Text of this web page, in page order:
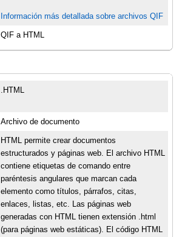
Información más detallada sobre archivos QIF
QIF a HTML
.HTML
Archivo de documento
HTML permite crear documentos
estructurados y páginas web. El archivo HTML
contiene etiquetas de comando entre
paréntesis angulares que marcan cada
elemento como títulos, párrafos, citas,
enlaces, listas, etc. Las páginas web
generadas con HTML tienen extensión .html
(para páginas web estáticas). El código HTML